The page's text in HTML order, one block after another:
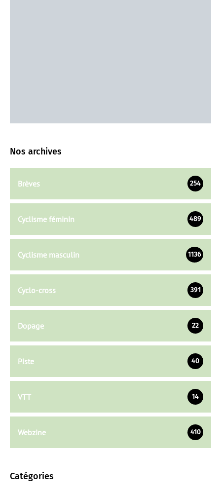
Nos archives
Brèves 254
Cyclisme féminin 489
Cyclisme masculin 1136
Cyclo-cross 391
Dopage 22
Piste 40
VTT 14
Webzine 410
Catégories